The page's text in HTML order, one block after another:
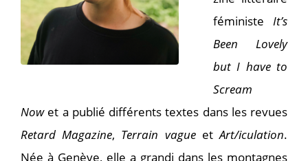
féministe It’s
Been Lovely
but I have to
Scream
Nowet a publié différents textes dans les revues
Retard Magazine, Terrain vagueetArt/iculation.
Née à Genève, elle a grandi dans les montagnes